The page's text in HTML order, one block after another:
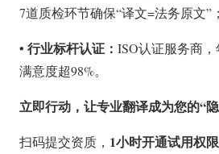
7道质检环节确保“译文=法务原文”；
• 行业标杆认证： ISO认证服务商，
满意度超98%。
立即行动，让专业翻译成为您的“
扫码提交资质， 1小时开通试用权